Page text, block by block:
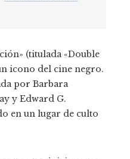
(titulada «Double
icono del cine negro.
por Barbara
y Edward G.
en un lugar de culto